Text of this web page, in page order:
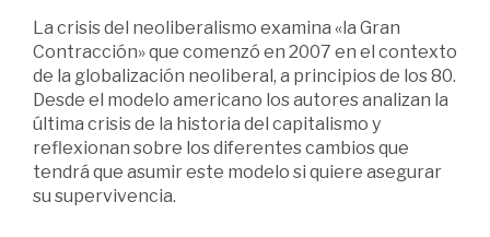
La crisis del neoliberalismo examina «la Gran
Contracción» que comenzó en 2007 en el contexto
de la globalización neoliberal, a principios de los 80.
Desde el modelo americano los autores analizan la
última crisis de la historia del capitalismo y
reflexionan sobre los diferentes cambios que
tendrá que asumir este modelo si quiere asegurar
su supervivencia.